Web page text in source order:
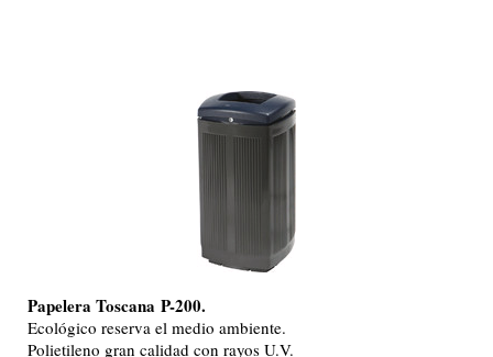
Papelera Toscana P-200.
Ecológico reserva el medio ambiente.
Polietileno gran calidad con rayos U.V.